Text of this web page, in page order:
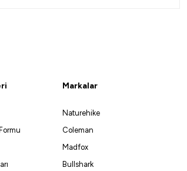
Markalar
Naturehike
Coleman
Madfox
Bullshark